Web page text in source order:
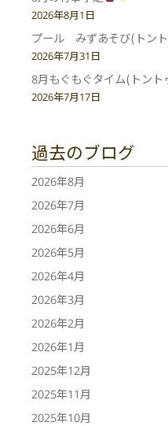
2026年8月1日
プール みずあそび(トン
2026年7月31日
8月もぐもぐタイム(トント
2026年7月17日
過去のブログ
2026年8月
2026年7月
2026年6月
2026年5月
2026年4月
2026年3月
2026年2月
2026年1月
2025年12月
2025年11月
2025年10月